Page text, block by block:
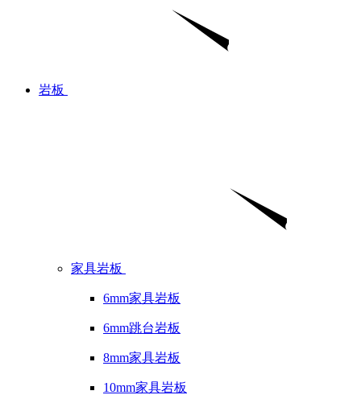
岩板
家具岩板
6mm家具岩板
6mm跳台岩板
8mm家具岩板
10mm家具岩板